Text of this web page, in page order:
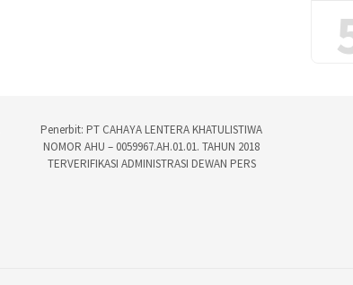
Penerbit: PT CAHAYA LENTERA KHATULISTIWA
NOMOR AHU – 0059967.AH.01.01. TAHUN 2018
TERVERIFIKASI ADMINISTRASI DEWAN PERS